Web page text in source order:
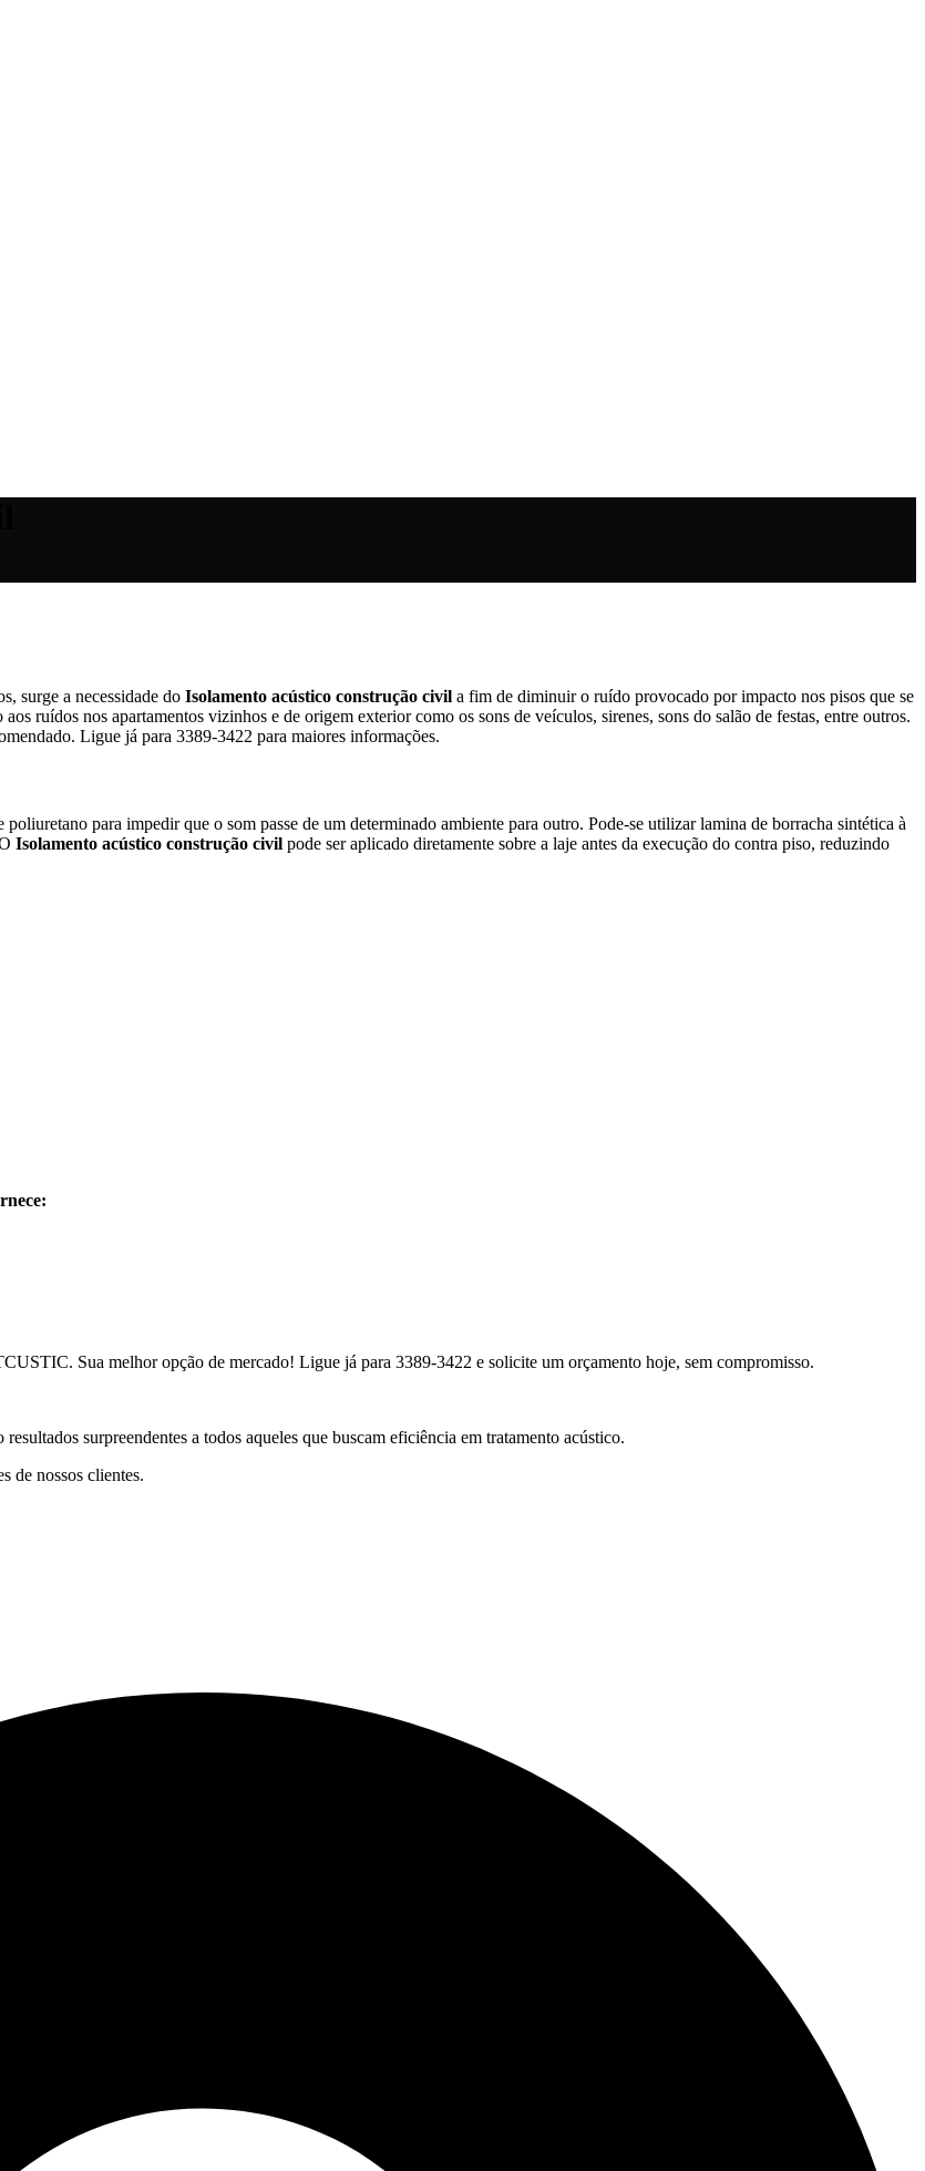
surge a necessidade do Isolamento acústico construção civil a fim de diminuir o ruído provocado por impacto nos pisos que se
ruídos nos apartamentos vizinhos e de origem exterior como os sons de veículos, sirenes, sons do salão de festas, entre outros.
Ligue já para 3389-3422 para maiores informações.
poliuretano para impedir que o som passe de um determinado ambiente para outro. Pode-se utilizar lamina de borracha sintética à
Isolamento acústico construção civil pode ser aplicado diretamente sobre a laje antes da execução do contra piso, reduzindo
Sua melhor opção de mercado! Ligue já para 3389-3422 e solicite um orçamento hoje, sem compromisso.
surpreendentes a todos aqueles que buscam eficiência em tratamento acústico.
de nossos clientes.